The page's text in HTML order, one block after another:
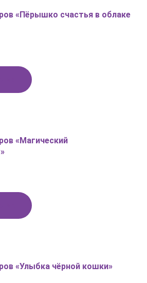
«Пёрышко счастья в облаке
«Магический
«Улыбка чёрной кошки»